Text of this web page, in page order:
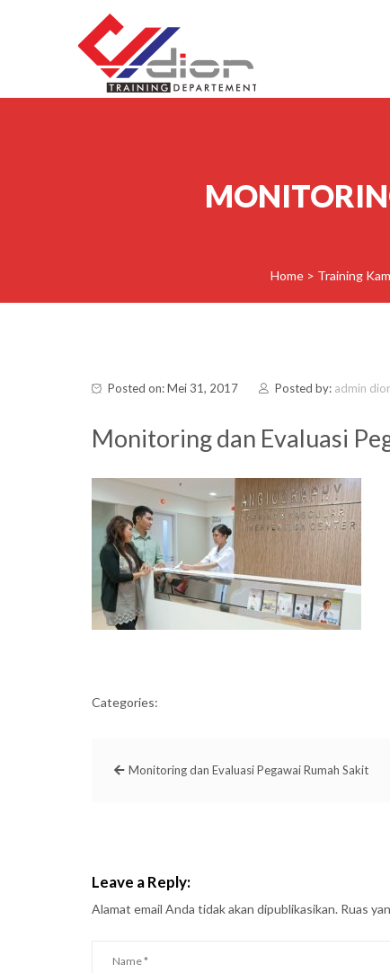
Home > Training
Posted on: Mei 31, 2017 Posted by: admin
Monitoring dan Evaluasi
Categories:
Monitoring dan Evaluasi Pegawai Rumah Sakit
Leave a Reply:
Alamat email Anda tidak akan dipublikasikan. Ruas